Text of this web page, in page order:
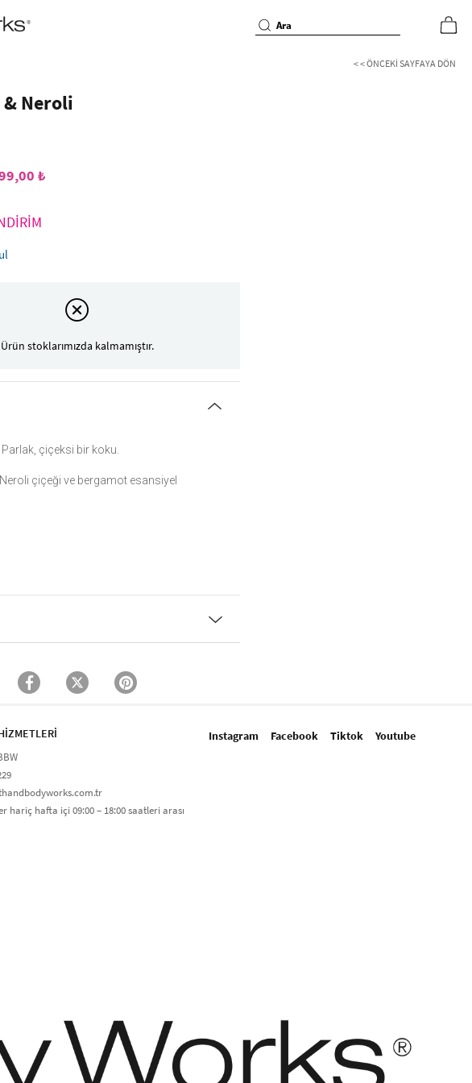
Detayları
< < ÖNCEKI SAYFAYA DÖN
Neroli
₺
Ürün stoklarımızda kalmamıştır.
Parlak, çiçeksi bir koku.
çiçeği ve bergamot esansiyel
Instagram Facebook Tiktok Youtube
hariç hafta içi 09:00 – 18:00 saatleri arası​